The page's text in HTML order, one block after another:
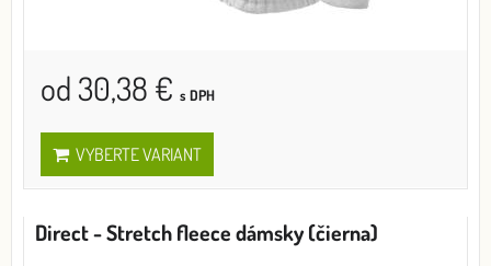
od 30,38 € s DPH
VYBERTE VARIANT
Direct - Stretch fleece dámsky (čierna)